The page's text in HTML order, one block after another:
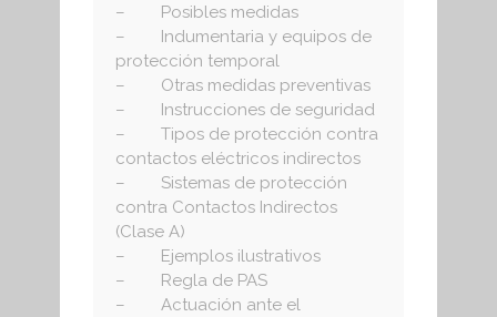
– Posibles medidas
– Indumentaria y equipos de
protección temporal
– Otras medidas preventivas
– Instrucciones de seguridad
– Tipos de protección contra
contactos eléctricos indirectos
– Sistemas de protección
contra Contactos Indirectos
(Clase A)
– Ejemplos ilustrativos
– Regla de PAS
– Actuación ante el